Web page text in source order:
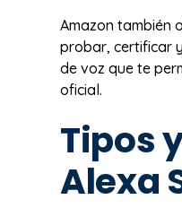
Amazon también
probar, certificar
de voz que te
oficial.
Tipos
Alexa